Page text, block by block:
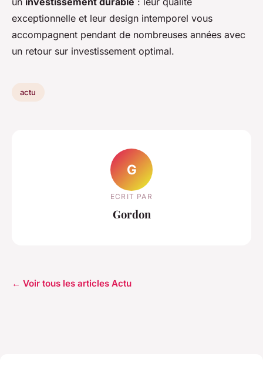
exceptionnelle et leur design intemporel vous
accompagnent pendant de nombreuses années avec
un retour sur investissement optimal.
actu
G
ECRIT PAR
Gordon
← Voir tous les articles Actu